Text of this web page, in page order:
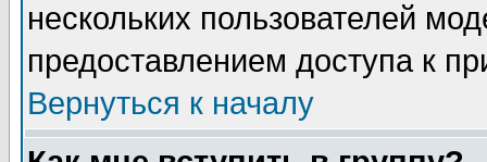
нескольких пользователей
предоставлением доступа к
Вернуться к началу